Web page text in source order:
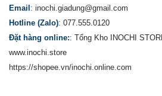
Email : inochi.giadung@gmail.com
Hotline (Zalo): 077.555.0120
Đặt hàng online:: Tổng Kho INOCHI
www.inochi.store
https://shopee.vn/inochi.online.com